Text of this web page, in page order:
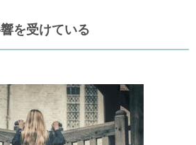
を受けている